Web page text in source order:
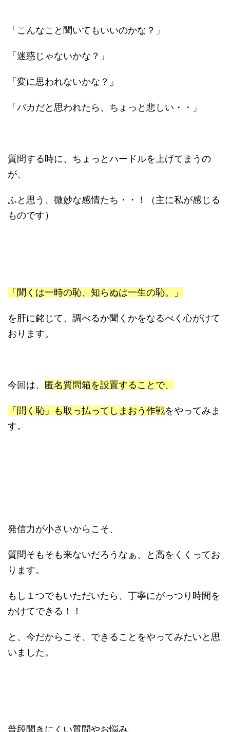
「こんなこと聞いてもいいのかな？」
「迷惑じゃないかな？」
「変に思われないかな？」
「バカだと思われたら、ちょっと悲しい・・」
質問する時に、ちょっとハードルを上げてまうの
が、
ふと思う、微妙な感情たち・・！（主に私が感じる
ものです）
「聞くは一時の恥、知らぬは一生の恥。」
を肝に銘じて、調べるか聞くかをなるべく心がけて
おります。
今回は、 匿名質問箱を設置することで、
「聞く恥」も取っ払ってしまおう作戦をやってみま
す。
発信力が小さいからこそ、
質問そもそも来ないだろうなぁ、と高をくくってお
ります。
もし１つでもいただいたら、丁寧にがっつり時間を
かけてできる！！
と、今だからこそ、できることをやってみたいと思
いました。
普段聞きにくい質問やお悩み、